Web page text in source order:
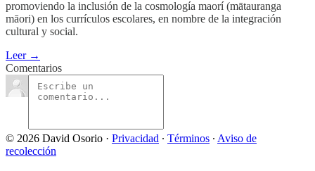
promoviendo la inclusión de la cosmología maorí (mātauranga
māori) en los currículos escolares, en nombre de la integración
cultural y social.
Leer →
Comentarios
© 2026 David Osorio · Privacidad ∙ Términos ∙ Aviso de
recolección